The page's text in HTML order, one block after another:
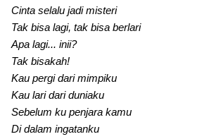
Cinta selalu jadi misteri
Tak bisa lagi, tak bisa berlari
Apa lagi... inii?
Tak bisakah!
Kau pergi dari mimpiku
Kau lari dari duniaku
Sebelum ku penjara kamu
Di dalam ingatanku